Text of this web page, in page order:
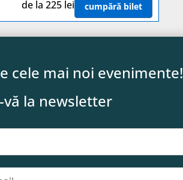
de la 225 lei cumpără bilet
cele mai noi evenimente!
la newsletter